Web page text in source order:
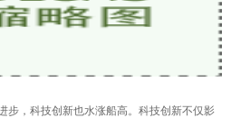
步，科技创新也水涨船高。科技创新不仅影